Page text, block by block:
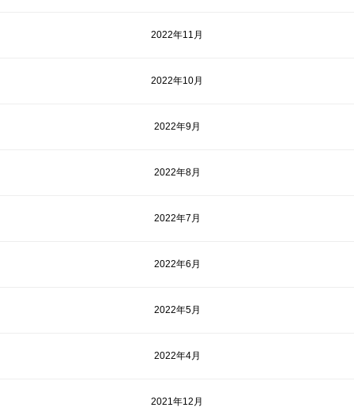
2022年11月
2022年10月
2022年9月
2022年8月
2022年7月
2022年6月
2022年5月
2022年4月
2021年12月